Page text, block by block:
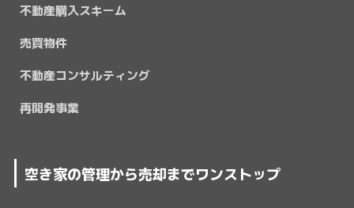
不動産購入スキーム
売買物件
不動産コンサルティング
再開発事業
空き家の管理から売却までワンストップ